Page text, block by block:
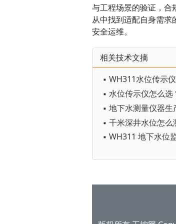
与工程场景的验证，合
从中找到适配自身需
安全运维。
相关技术文摘
▪ WH311水位传示
▪ WH311 地下水位